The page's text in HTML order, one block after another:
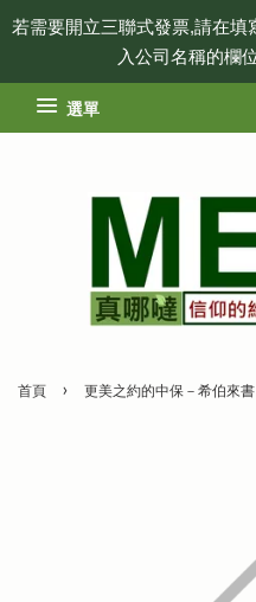
若需要開立三聯式發票,請在
入公司名稱的欄
選單
首頁 › 更美之約的中保－希伯來書